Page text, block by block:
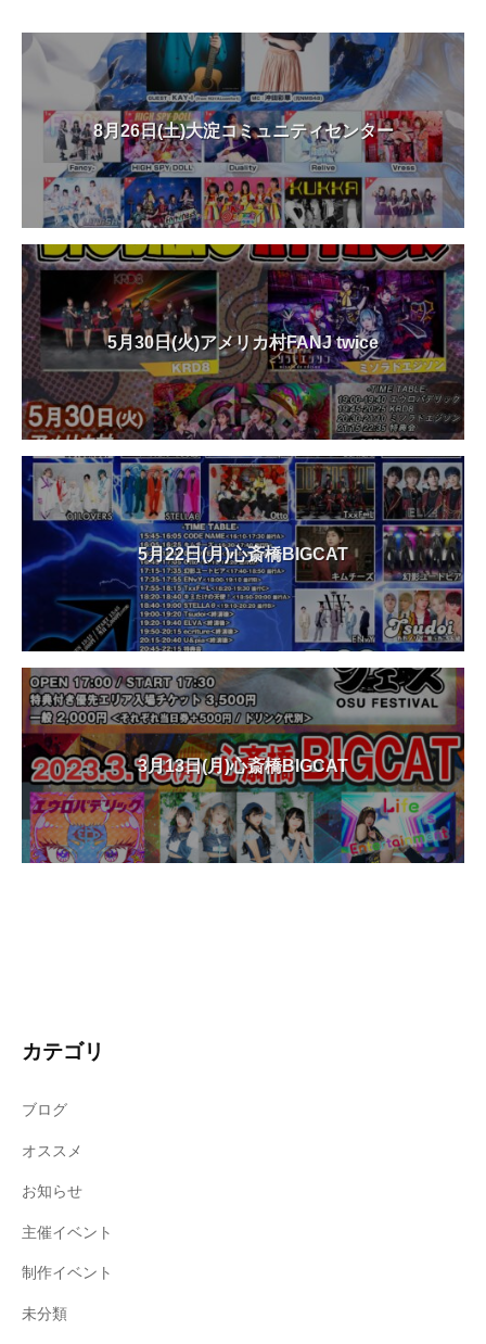
8月26日(土)大淀コミュニティセンター
5月30日(火)アメリカ村FANJ twice
5月22日(月)心斎橋BIGCAT
3月13日(月)心斎橋BIGCAT
カテゴリ
ブログ
オススメ
お知らせ
主催イベント
制作イベント
未分類